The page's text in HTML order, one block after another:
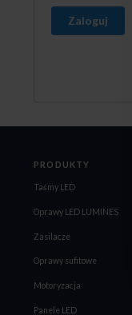
Zaloguj
PRODUKTY
Taśmy LED
Oprawy LED LUMINES
Zasilacze
Oprawy sufitowe
Motoryzacja
Panele LED